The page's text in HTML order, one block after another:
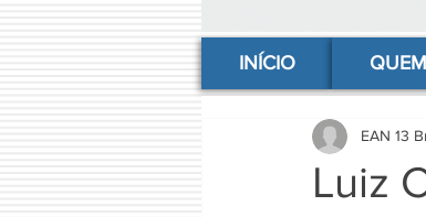
comprar codigo de barras, comprar código de barras, adquirir código de barras,
INÍCIO
Luiz
EAN 13